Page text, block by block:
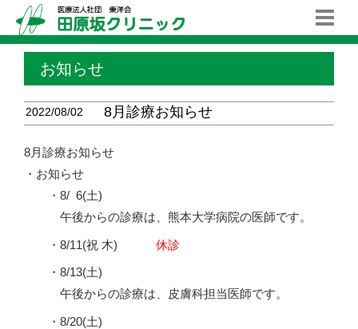
お知らせ
2022/08/02 8月診療お知らせ
8月診療お知らせ
・お知らせ
・8/ 6(土)
午後からの診療は、熊本大学病院の医師です。
・8/11(祝 木) 休診
・8/13(土)
午後からの診療は、皮膚科担当医師です。
・8/20(土)